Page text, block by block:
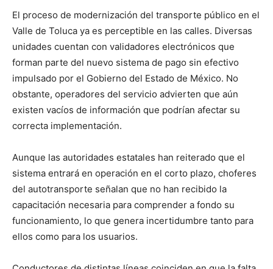
El proceso de modernización del transporte público en el
Valle de Toluca ya es perceptible en las calles. Diversas
unidades cuentan con validadores electrónicos que
forman parte del nuevo sistema de pago sin efectivo
impulsado por el Gobierno del Estado de México. No
obstante, operadores del servicio advierten que aún
existen vacíos de información que podrían afectar su
correcta implementación.
Aunque las autoridades estatales han reiterado que el
sistema entrará en operación en el corto plazo, choferes
del autotransporte señalan que no han recibido la
capacitación necesaria para comprender a fondo su
funcionamiento, lo que genera incertidumbre tanto para
ellos como para los usuarios.